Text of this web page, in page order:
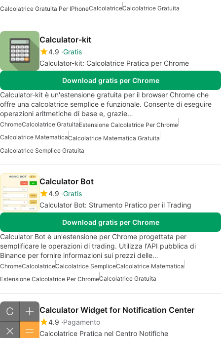
Calcolatrice Gratuita Per IPhoneCalcolatriceCalcolatrice Gratuita
Calculator-kit
4.9 Gratis
Calculator-kit: Calcolatrice Pratica per Chrome
Download gratis per Chrome
Calculator-kit è un'estensione gratuita per il browser Chrome che
offre una calcolatrice semplice e funzionale. Consente di eseguire
operazioni aritmetiche di base e, grazie…
ChromeCalcolatrice GratuitaEstensione Calcolatrice Per Chrome
Calcolatrice MatematicaCalcolatrice Matematica Gratuita
Calcolatrice Semplice Gratuita
Calculator Bot
4.9 Gratis
Calculator Bot: Strumento Pratico per il Trading
Download gratis per Chrome
Calculator Bot è un'estensione per Chrome progettata per
semplificare le operazioni di trading. Utilizza l'API pubblica di
Binance per fornire informazioni sui prezzi delle…
ChromeCalcolatriceCalcolatrice SempliceCalcolatrice Matematica
Estensione Calcolatrice Per ChromeCalcolatrice Gratuita
Calculator Widget for Notification Center
4.9 Pagamento
Calcolatrice Pratica nel Centro Notifiche